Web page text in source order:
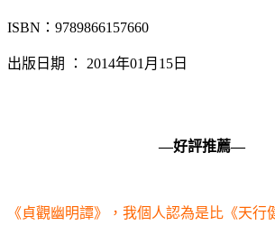
ISBN：9789866157660
出版日期 ： 2014年01月15日
—好評推薦—
《貞觀幽明譚》，我個人認為是比《天行